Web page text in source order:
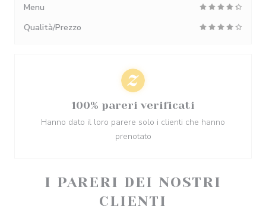
I PARERI DEI NOSTRI
CLIENTI
Menu
Qualità/Prezzo
100% pareri verificati
Hanno dato il loro parere solo i clienti che hanno
prenotato